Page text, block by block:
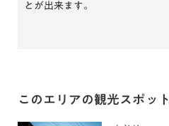
とが出来ます。
このエリアの観光スポット